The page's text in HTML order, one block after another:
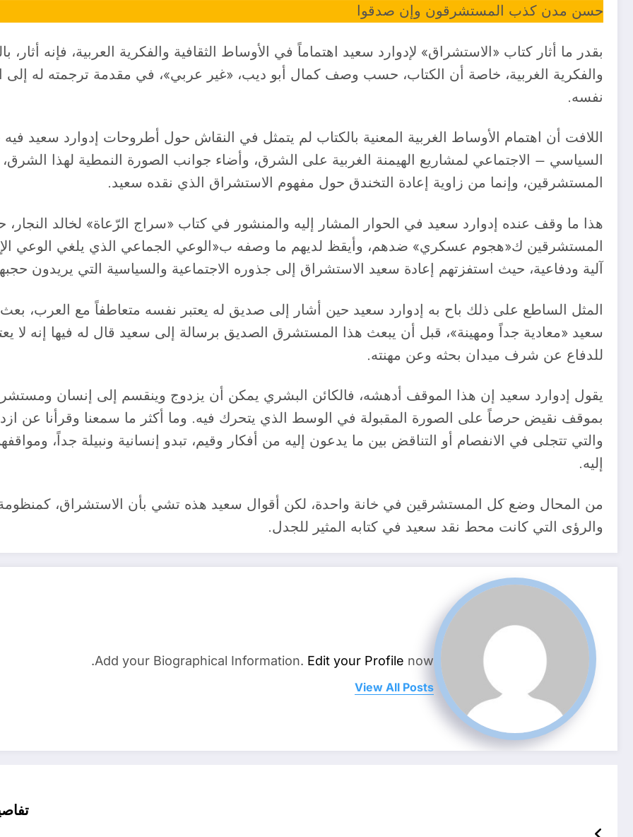
حسن مدن كذب المستشرقون وإن صدقوا
بقدر ما أثار كتاب «الاستشراق» لإدوارد سعيد اهتماماً في الأوساط الثقافية والفكرية العربية، فإنه أثار،
والفكرية الغربية، خاصة أن الكتاب، حسب وصف كمال أبو ديب، «غير عربي»، في مقدمة ترجمته له إلى
نفسه.
اللافت أن اهتمام الأوساط الغربية المعنية بالكتاب لم يتمثل في النقاش حول أطروحات إدوارد
السياسي – الاجتماعي لمشاريع الهيمنة الغربية على الشرق، وأضاء جوانب الصورة النمطية لهذا
المستشرقين، وإنما من زاوية إعادة التخندق حول مفهوم الاستشراق الذي نقده سعيد.
هذا ما وقف عنده إدوارد سعيد في الحوار المشار إليه والمنشور في كتاب «سراج الرّعاة» لخالد
المستشرقين ك«هجوم عسكري» ضدهم، وأيقظ لديهم ما وصفه ب«الوعي الجماعي الذي يلغي الوعي
آلية ودفاعية، حيث استفزتهم إعادة سعيد الاستشراق إلى جذوره الاجتماعية والسياسية التي يريدون
المثل الساطع على ذلك باح به إدوارد سعيد حين أشار إلى صديق له يعتبر نفسه متعاطفاً مع العرب،
سعيد «معادية جداً ومهينة»، قبل أن يبعث هذا المستشرق الصديق برسالة إلى سعيد قال له فيها إنه لا
للدفاع عن شرف ميدان بحثه وعن مهنته.
يقول إدوارد سعيد إن هذا الموقف أدهشه، فالكائن البشري يمكن أن يزدوج وينقسم إلى إنسان
بموقف نقيض حرصاً على الصورة المقبولة في الوسط الذي يتحرك فيه. وما أكثر ما سمعنا وقرأنا عن
والتي تتجلى في الانفصام أو التناقض بين ما يدعون إليه من أفكار وقيم، تبدو إنسانية ونبيلة جداً،
إليه.
من المحال وضع كل المستشرقين في خانة واحدة، لكن أقوال سعيد هذه تشي بأن الاستشراق،
والرؤى التي كانت محط نقد سعيد في كتابه المثير للجدل.
Add your Biographical Information. Edit your Profile now.
View All Posts
تفاصيل توزيع